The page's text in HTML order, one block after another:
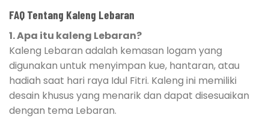
FAQ Tentang Kaleng Lebaran
1. Apa itu kaleng Lebaran?
Kaleng Lebaran adalah kemasan logam yang
digunakan untuk menyimpan kue, hantaran, atau
hadiah saat hari raya Idul Fitri. Kaleng ini memiliki
desain khusus yang menarik dan dapat disesuaikan
dengan tema Lebaran.